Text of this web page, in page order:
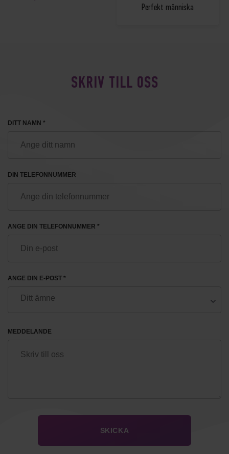
Perfekt människa
SKRIV TILL OSS
DITT NAMN *
DIN TELEFONNUMMER
ANGE DIN TELEFONNUMMER *
ANGE DIN E-POST *
MEDDELANDE